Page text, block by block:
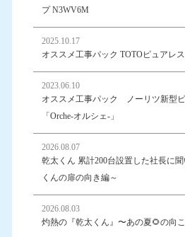
プ N3WV6M
2025.10.17
オススメ工事パック TOTOピュアレ
2023.06.10
オススメ工事パック ノーリツ新型
「Orche-オルシェ-」
2026.08.07
乾太くん 累計200台設置した社長に
くんの扉の向き編～
2026.08.03
灼熱の『乾太くん』〜あの夏🌻の向